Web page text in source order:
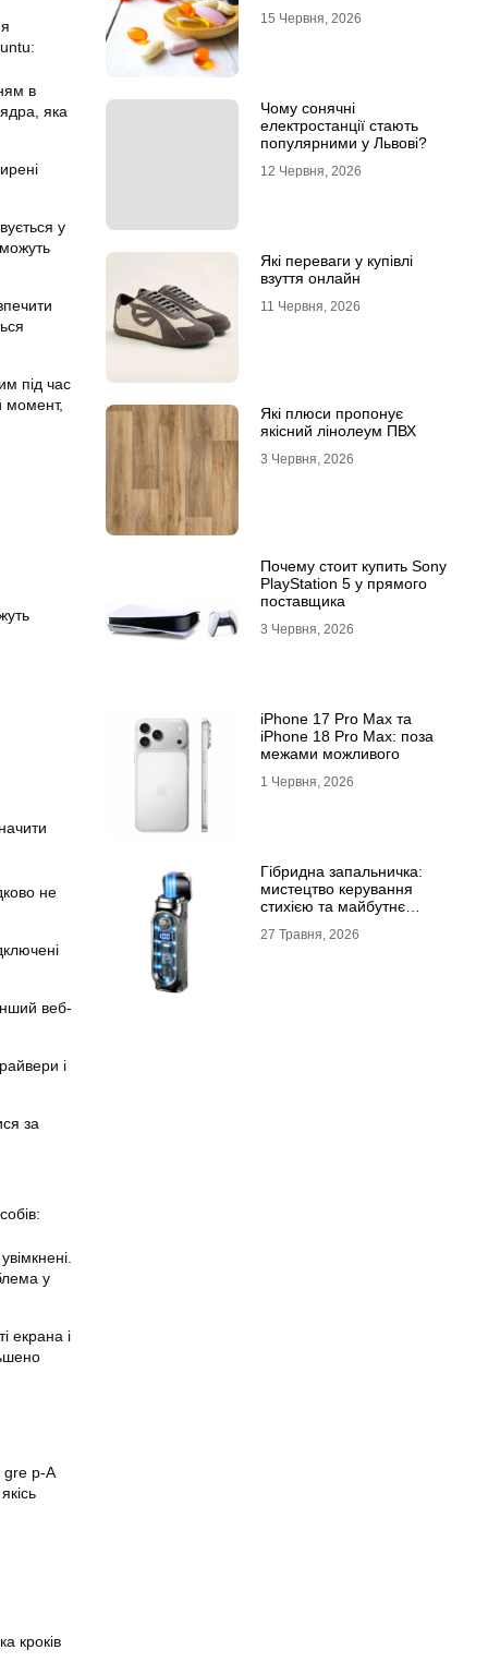
в
ядра, яка
у
під час
момент,
не
веб-
і
за
у
екрана і
gre p-A
кроків
15 Червня, 2026
Чому сонячні
електростанції стають
популярними у Львові?
12 Червня, 2026
Які переваги у купівлі
взуття онлайн
11 Червня, 2026
Які плюси пропонує
якісний лінолеум ПВХ
3 Червня, 2026
Почему стоит купить Sony
PlayStation 5 у прямого
поставщика
3 Червня, 2026
iPhone 17 Pro Max та
iPhone 18 Pro Max: поза
межами можливого
1 Червня, 2026
Гібридна запальничка:
мистецтво керування
стихією та майбутнє
27 Травня, 2026